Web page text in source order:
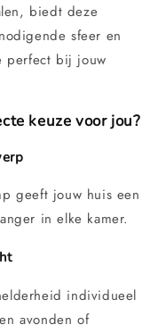
biedt deze
sfeer en
perfect bij jouw
keuze voor jou?
geeft jouw huis een
in elke kamer.
individueel
avonden of